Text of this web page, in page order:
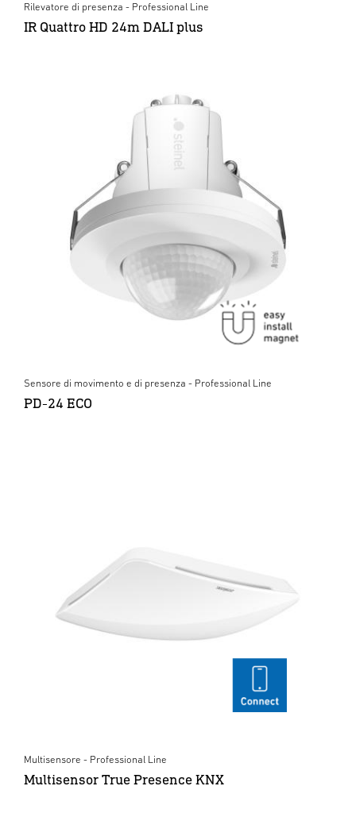
Rilevatore di presenza - Professional Line
IR Quattro HD 24m DALI plus
Sensore di movimento e di presenza - Professional Line
PD-24 ECO
Multisensore - Professional Line
Multisensor True Presence KNX